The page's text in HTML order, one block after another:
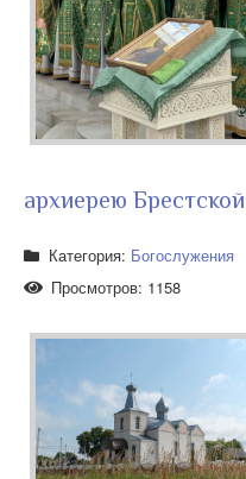
архиерею
Категория: Богослужения
Просмотров: 1158